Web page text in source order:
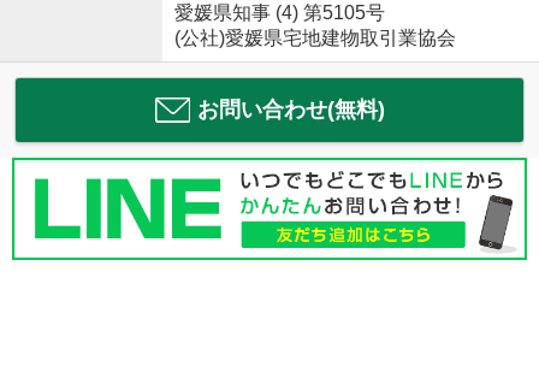
愛媛県知事 (4) 第5105号
(公社)愛媛県宅地建物取引業協会
お問い合わせ(無料)